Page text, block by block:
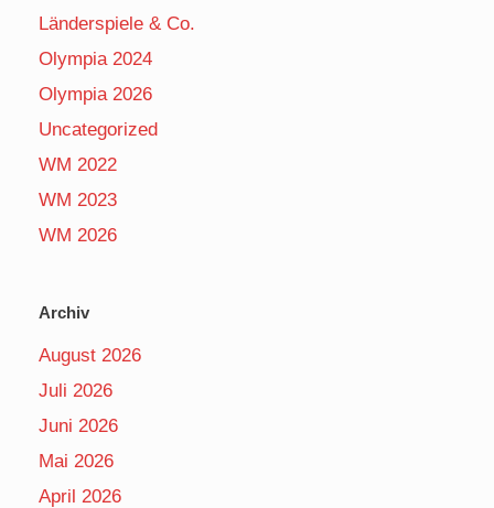
Länderspiele & Co.
Olympia 2024
Olympia 2026
Uncategorized
WM 2022
WM 2023
WM 2026
Archiv
August 2026
Juli 2026
Juni 2026
Mai 2026
April 2026